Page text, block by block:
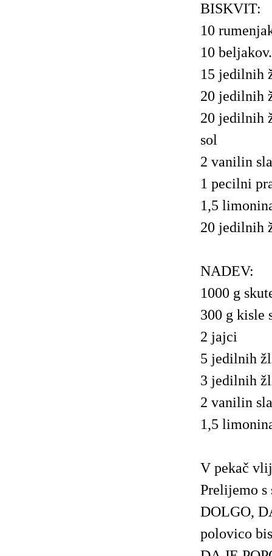
BISKVIT:
10
10
15 jedilnih
20 jedilnih
20 jedilnih
sol
2 vanilin
1 pecilni
1,5
20 jedilnih
NADEV:
1000 g
300 g kisle
2 jajci
5 jedilnih
3 jedilnih
2 vanilin
1,5
V pekač
Prelijemo s
DOLGO,
polovico